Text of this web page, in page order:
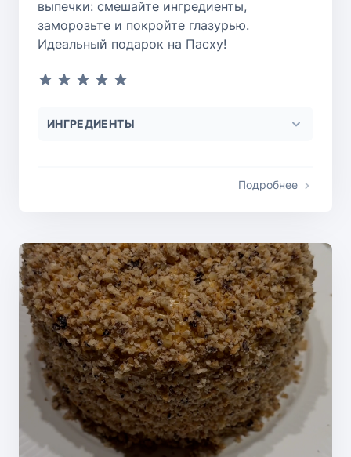
выпечки: смешайте ингредиенты,
заморозьте и покройте глазурью.
Идеальный подарок на Пасху!
ИНГРЕДИЕНТЫ
Подробнее